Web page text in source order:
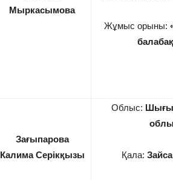
Мыркасымова
Жұмыс орыны:
Зағыпарова
Калима Серікқызы
Облыс:
Қала: